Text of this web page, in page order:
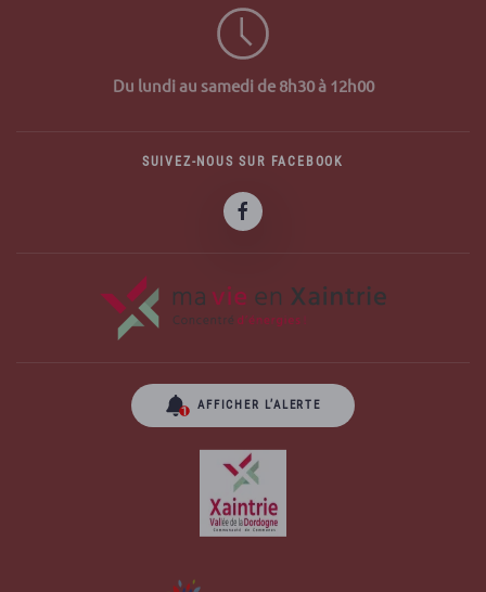
Du lundi au samedi de 8h30 à 12h00
SUIVEZ-NOUS SUR FACEBOOK
AFFICHER L’ALERTE